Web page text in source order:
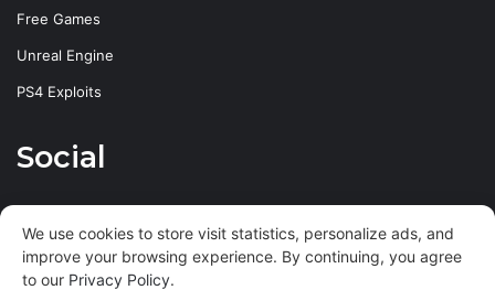
Free Games
Unreal Engine
PS4 Exploits
Social
Facebook
X YouTubeInstagram
We use cookies to store visit statistics, personalize ads, and
improve your browsing experience. By continuing, you agree
to our Privacy Policy.